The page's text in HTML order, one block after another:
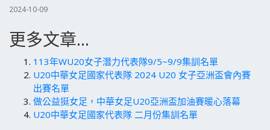
2024-10-09
更多文章...
113年WU20女子潛力代表隊9/5~9/9集訓名單
U20中華女足國家代表隊 2024 U20 女子亞洲盃會內賽
出賽名單
做公益挺女足，中華女足U20亞洲盃加油賽暖心落幕
U20中華女足國家代表隊 二月份集訓名單